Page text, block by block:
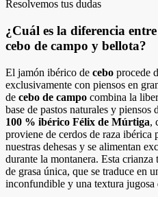
Resolvemos tus dudas
¿Cuál es la diferencia
cebo de campo y bellota?
El jamón ibérico de cebo procede
exclusivamente con piensos en
de cebo de campo combina la
base de pastos naturales y
100 % ibérico Félix de Múrtiga,
proviene de cerdos de raza ibérica
nuestras dehesas y se alimentan
durante la montanera. Esta
de grasa única, que se traduce en
inconfundible y una textura